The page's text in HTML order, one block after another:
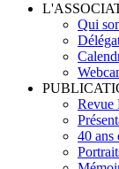
Qui
Revue
40 ans